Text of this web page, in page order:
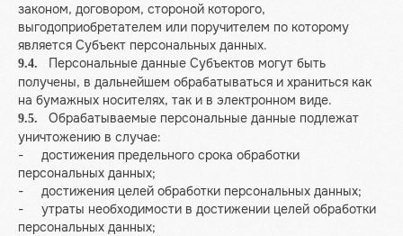
законом, договором, стороной которого,
выгодоприобретателем или поручителем по которому
является Субъект персональных данных.
9.4. Персональные данные Субъектов могут быть
получены, в дальнейшем обрабатываться и храниться как
на бумажных носителях, так и в электронном виде.
9.5. Обрабатываемые персональные данные подлежат
уничтожению в случае:
- достижения предельного срока обработки
персональных данных;
- достижения целей обработки персональных данных;
- утраты необходимости в достижении целей обработки
персональных данных;